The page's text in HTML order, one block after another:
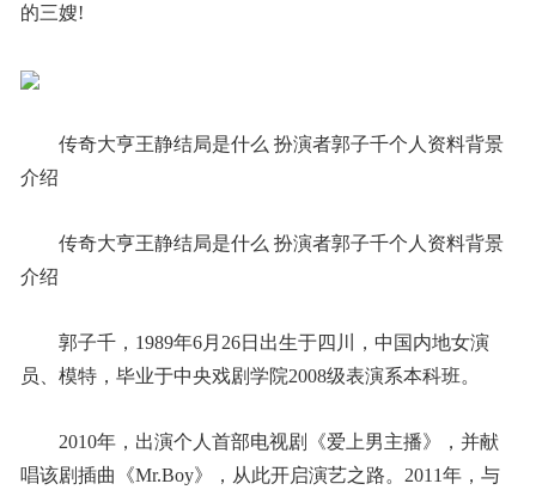
的三嫂!
传奇大亨王静结局是什么 扮演者郭子千个人资料背景
介绍
­传奇大亨王静结局是什么 扮演者郭子千个人资料背景
介绍
­郭子千，1989年6月26日出生于四川，中国内地女演
员、模特，毕业于中央戏剧学院2008级表演系本科班。
­2010年，出演个人首部电视剧《爱上男主播》，并献
唱该剧插曲《Mr.Boy》，从此开启演艺之路。2011年，与